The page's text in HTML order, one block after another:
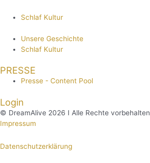
Schlaf Kultur
Unsere Geschichte
Schlaf Kultur
PRESSE
Presse - Content Pool
Login
© DreamAlive 2026 I Alle Rechte vorbehalten
Impressum
Datenschutzerklärung